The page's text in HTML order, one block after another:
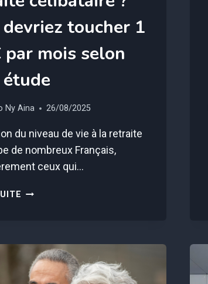
toucher 1
mois selon
Ny Aina 26/08/2025
du niveau de vie à la retraite
de nombreux Français,
ceux qui…
RETRAITÉ
DEVRIEZ
TOUCHER